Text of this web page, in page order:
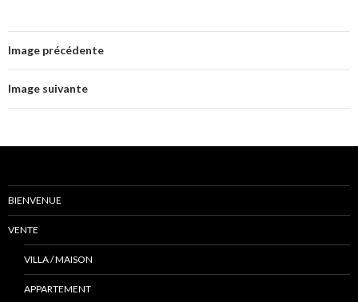
Image précédente
Image suivante
BIENVENUE
VENTE
VILLA / MAISON
APPARTEMENT